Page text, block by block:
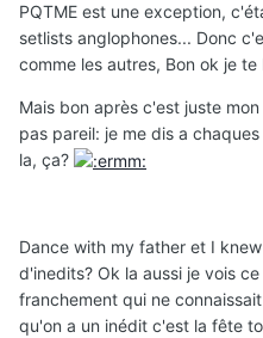
PQTME est une exception,
setlists anglophones... Donc
comme les autres, Bon ok je te
Mais bon après c'est juste
pas pareil: je me dis a
la, ça?
Dance with my father et I
d'inedits? Ok la aussi je vois
franchement qui ne
qu'on a un inédit c'est la fête